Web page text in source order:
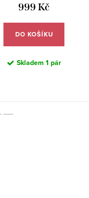
999 Kč
DO KOŠÍKU
Skladem 1 pár